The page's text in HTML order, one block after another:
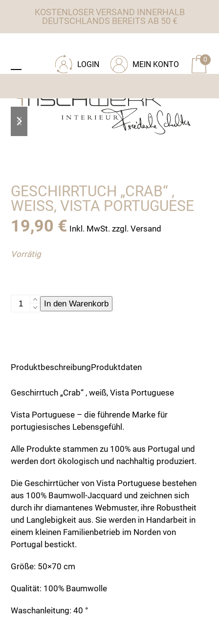
KOSTENLOSER VERSAND INNERHALB
DEUTSCHLANDS BEREITS AB 50 €
0
MEIN KONTO
LOGIN
mobile
mobile
slide
slide
GESCHIRRTUCH „CRAB“ ,
WEISS, VISTA PORTUGUESE
19,90 € Inkl. MwSt. zzgl. Versand
Vorrätig
Geschirrtuch
Portuguese
In den Warenkorb
ProduktbeschreibungProduktdaten
Geschirrtuch „Crab“ , weiß, Vista Portuguese
Vista Portuguese – die führende Marke für
portugiesisches Lebensgefühl.
Alle Produkte stammen zu 100% aus Portugal und
werden dort ökologisch und nachhaltig produziert.
Die Geschirrtücher von Vista Portuguese bestehen
aus 100% Baumwoll-Jacquard und zeichnen sich
durch ihr diamantenes Webmuster, ihre Robustheit
und Langlebigkeit aus. Sie werden in Handarbeit in
einem kleinen Familienbetrieb im Norden von
Portugal bestickt.
Größe: 50×70 cm
Qualität: 100% Baumwolle
Waschanleitung: 40 °